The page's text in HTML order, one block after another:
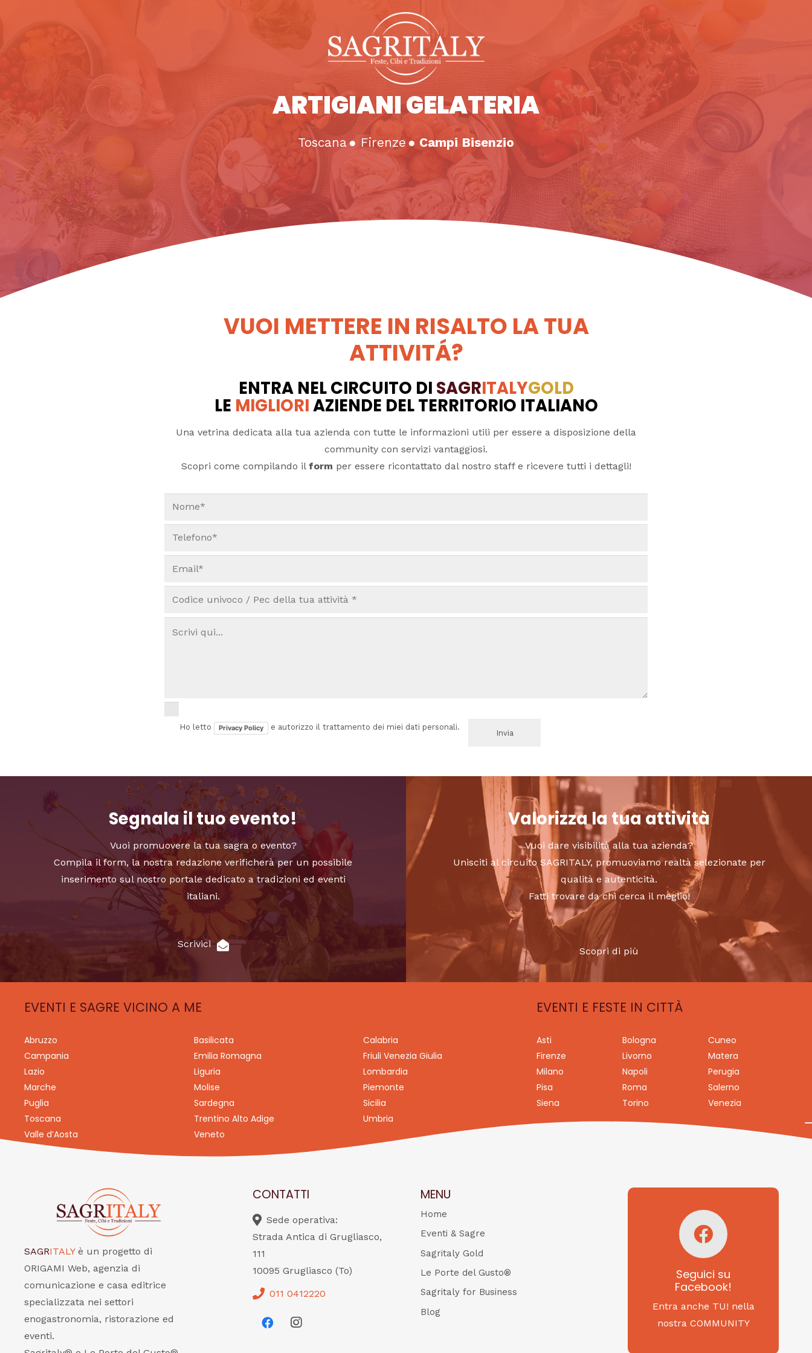
ARTIGIANI GELATERIA
Toscana● Firenze ● Campi Bisenzio
VUOI METTERE IN RISALTO LA TUA
ATTIVITÁ?
ENTRA NEL CIRCUITO DI SAGRITALYGOLD
LE MIGLIORIAZIENDE DEL TERRITORIO ITALIANO
Una vetrina dedicata alla tua azienda con tutte le informazioni utili per essere a disposizione della
community con servizi vantaggiosi.
Scopri come compilando il form per essere ricontattato dal nostro staff e ricevere tutti i dettagli!
Ho letto Privacy Policy e autorizzo il trattamento dei miei dati personali.
Segnala il tuo evento!
Vuoi promuovere la tua sagra o evento?
Compila il form, la nostra redazione verificherà per un possibile
inserimento sul nostro portale dedicato a tradizioni ed eventi
italiani.
Scrivici
Valorizza la tua attività
Vuoi dare visibilità alla tua azienda?
Unisciti al circuito SAGRITALY, promuoviamo realtà selezionate per
qualità e autenticità.
Fatti trovare da chi cerca il meglio!
Scopri di più
EVENTI E SAGRE VICINO A ME
Abruzzo Basilicata
Calabria
Campania
Emilia Romagna
Friuli Venezia Giulia
Lazio
Liguria
Lombardia
Marche
Molise
Piemonte
Puglia
Sardegna
Sicilia
Toscana
Trentino Alto Adige
Umbria
Valle d’Aosta
Veneto
EVENTI E FESTE IN CITTÀ
Asti Bologna
Cuneo
Firenze
Livorno
Matera
Milano
Napoli
Perugia
Pisa
Roma
Salerno
Siena
Torino Venezia
SAGRITALY è un progetto di
ORIGAMI Web, agenzia di
comunicazione e casa editrice
specializzata nei settori
enogastronomia, ristorazione ed
eventi.
CONTATTI
Sede operativa:
Strada Antica di Grugliasco,
111
10095 Grugliasco (To)
011 0412220
MENU
Home
Eventi & Sagre
Sagritaly Gold
Le Porte del Gusto®
Sagritaly for Business
Blog
Seguici su
Facebook!
Entra anche TU! nella
nostra COMMUNITY
Seguici su
Facebook!
SAGRITALY
Feste, cibi e tradizioni
da Nord a Sud...